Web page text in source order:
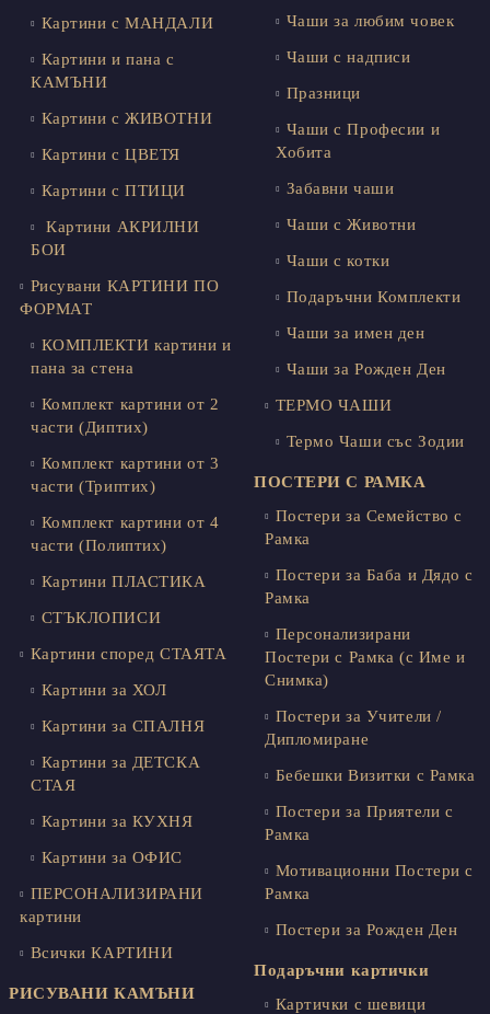
Картини с МАНДАЛИ
Картини и пана с
КАМЪНИ
Картини с ЖИВОТНИ
Картини с ЦВЕТЯ
Картини с ПТИЦИ
Картини АКРИЛНИ
БОИ
Рисувани КАРТИНИ ПО
ФОРМАТ
КОМПЛЕКТИ картини и
пана за стена
Комплект картини от 2
части (Диптих)
Комплект картини от 3
части (Триптих)
Комплект картини от 4
части (Полиптих)
Картини ПЛАСТИКА
СТЪКЛОПИСИ
Картини според СТАЯТА
Картини за ХОЛ
Картини за СПАЛНЯ
Картини за ДЕТСКА
СТАЯ
Картини за КУХНЯ
Картини за ОФИС
ПЕРСОНАЛИЗИРАНИ
картини
Всички КАРТИНИ
РИСУВАНИ КАМЪНИ
Чаши за любим човек
Чаши с надписи
Празници
Чаши с Професии и
Хобита
Забавни чаши
Чаши с Животни
Чаши с котки
Подаръчни Комплекти
Чаши за имен ден
Чаши за Рожден Ден
ТЕРМО ЧАШИ
Термо Чаши със Зодии
ПОСТЕРИ С РАМКА
Постери за Семейство с
Рамка
Постери за Баба и Дядо с
Рамка
Персонализирани
Постери с Рамка (с Име и
Снимка)
Постери за Учители /
Дипломиране
Бебешки Визитки с Рамка
Постери за Приятели с
Рамка
Мотивационни Постери с
Рамка
Постери за Рожден Ден
Подаръчни картички
Картички с шевици